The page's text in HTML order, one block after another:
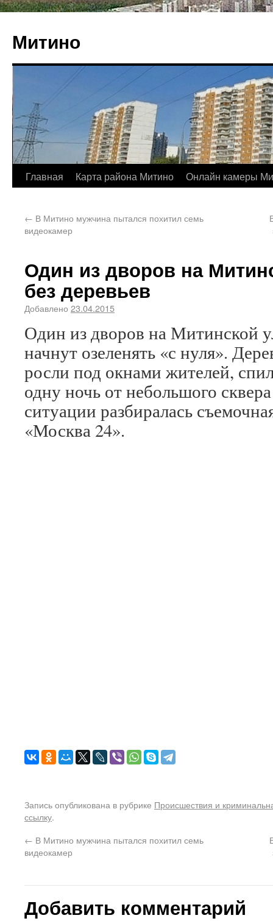
Митино
Главная Карта района Митино Онлайн камеры
← В Митино мужчина пытался похитил семь
видеокамер
Один из дворов на
без деревьев
Добавлено 23.04.2015
Один из дворов на Митинской
начнут озеленять «с нуля».
росли под окнами жителей,
одну ночь от небольшого
ситуации разбиралась
«Москва 24».
Запись опубликована в рубрике Происшествия и
ссылку.
← В Митино мужчина пытался похитил семь
видеокамер
Добавить комментарий